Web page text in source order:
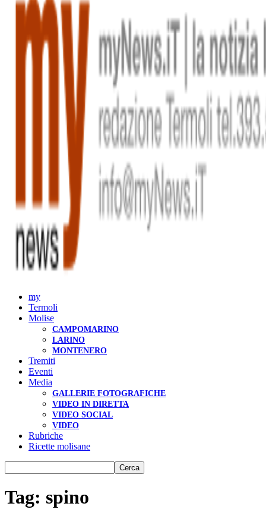
my
Termoli
Molise
CAMPOMARINO
LARINO
MONTENERO
Tremiti
Eventi
Media
GALLERIE FOTOGRAFICHE
VIDEO IN DIRETTA
VIDEO SOCIAL
VIDEO
Rubriche
Ricette molisane
Tag: spino